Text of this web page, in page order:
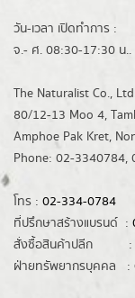
วัน-เวลา เปิดทำการ :
จ.- ศ. 08:30-17:30 น..
The Naturalist Co.,
80/12-13 Moo 4,
Amphoe Pak Kret,
Phone: 02-3340784,
โทร : 02-334-0784
ที่ปรึกษาสร้างแบรนด์ :
สั่งซื้อสินค้าปลีก :
ฝ่ายทรัพยากรบุคคล :